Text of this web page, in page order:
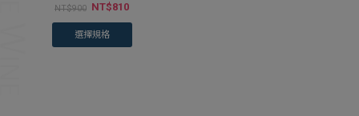
NT$900 NT$810
選擇規格